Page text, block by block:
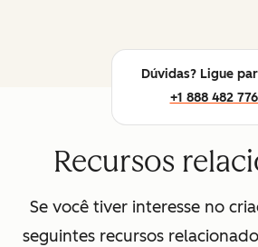
Dúvidas? Ligue
+1 888 482
Recursos
Se você tiver interesse no
seguintes recursos